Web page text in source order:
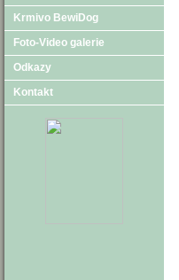
Krmivo BewiDog
Foto-Video galerie
Odkazy
Kontakt